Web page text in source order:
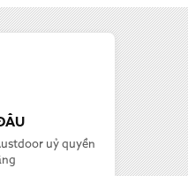
uỷ quyền